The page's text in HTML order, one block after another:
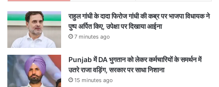
राहुल गांधी के दादा फिरोज गांधी की कब्र पर भाजपा विधायक ने
पुष्प अर्पित किए, उपेक्षा पर दिखाया आईना
7 minutes ago
Punjab में DA भुगतान को लेकर कर्मचारियों के समर्थन में
उतरे राजा वड़िंग, सरकार पर साधा निशाना
15 minutes ago